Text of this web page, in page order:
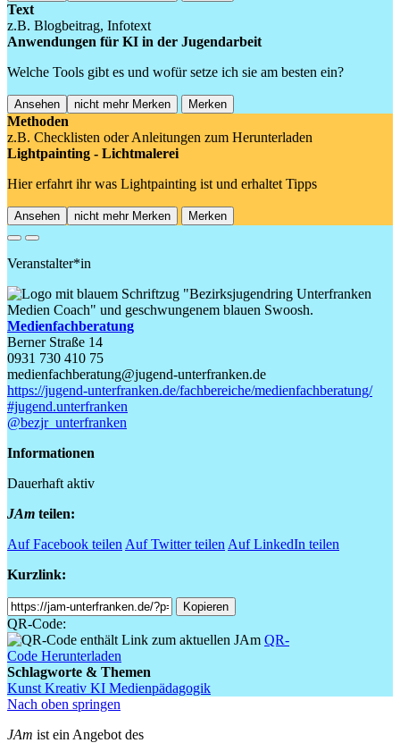
Text
z.B. Blogbeitrag, Infotext
Anwendungen für KI in der Jugendarbeit
Welche Tools gibt es und wofür setze ich sie am besten ein?
Ansehen nicht mehr Merken Merken
Methoden
z.B. Checklisten oder Anleitungen zum Herunterladen
Lightpainting - Lichtmalerei
Hier erfahrt ihr was Lightpainting ist und erhaltet Tipps
Ansehen nicht mehr Merken Merken
Previous
Next
Veranstalter*in
Medienfachberatung
Berner Straße 14
0931 730 410 75
medienfachberatung@jugend-unterfranken.de
https://jugend-unterfranken.de/fachbereiche/medienfachberatung/
#jugend.unterfranken
@bezjr_unterfranken
Informationen
Dauerhaft aktiv
JAm teilen:
Auf Facebook teilen Auf Twitter teilen Auf LinkedIn teilen
Kurzlink:
Shortlink
Kopieren
QR-Code:
QR-
Code Herunterladen
Schlagworte & Themen
Kunst Kreativ KI Medienpädagogik
Nach oben springen
JAm ist ein Angebot des